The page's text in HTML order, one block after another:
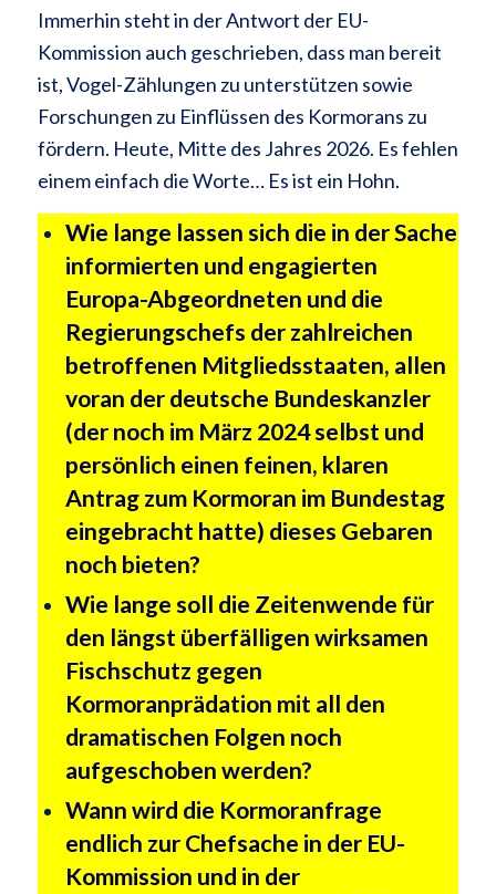
Immerhin steht in der Antwort der EU-
Kommission auch geschrieben, dass man bereit
ist, Vogel-Zählungen zu unterstützen sowie
Forschungen zu Einflüssen des Kormorans zu
fördern. Heute, Mitte des Jahres 2026. Es fehlen
einem einfach die Worte… Es ist ein Hohn.
Wie lange lassen sich die in der Sache
informierten und engagierten
Europa-Abgeordneten und die
Regierungschefs der zahlreichen
betroffenen Mitgliedsstaaten, allen
voran der deutsche Bundeskanzler
(der noch im März 2024 selbst und
persönlich einen feinen, klaren
Antrag zum Kormoran im Bundestag
eingebracht hatte) dieses Gebaren
noch bieten?
Wie lange soll die Zeitenwende für
den längst überfälligen wirksamen
Fischschutz gegen
Kormoranprädation mit all den
dramatischen Folgen noch
aufgeschoben werden?
Wann wird die Kormoranfrage
endlich zur Chefsache in der EU-
Kommission und in der